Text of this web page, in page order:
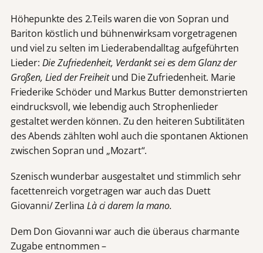
Höhepunkte des 2.Teils waren die von Sopran und
Bariton köstlich und bühnenwirksam vorgetragenen
und viel zu selten im Liederabendalltag aufgeführten
Lieder: Die Zufriedenheit, Verdankt sei es dem Glanz der
Großen, Lied der Freiheitund Die Zufriedenheit. Marie
Friederike Schöder und Markus Butter demonstrierten
eindrucksvoll, wie lebendig auch Strophenlieder
gestaltet werden können. Zu den heiteren Subtilitäten
des Abends zählten wohl auch die spontanen Aktionen
zwischen Sopran und „Mozart“.
Szenisch wunderbar ausgestaltet und stimmlich sehr
facettenreich vorgetragen war auch das Duett
Giovanni/ ZerlinaLà ci darem la mano.
Dem Don Giovanni war auch die überaus charmante
Zugabe entnommen –